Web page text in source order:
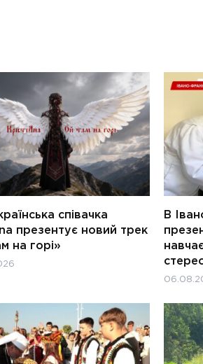
співачка
презентує новий трек
на горі»
В